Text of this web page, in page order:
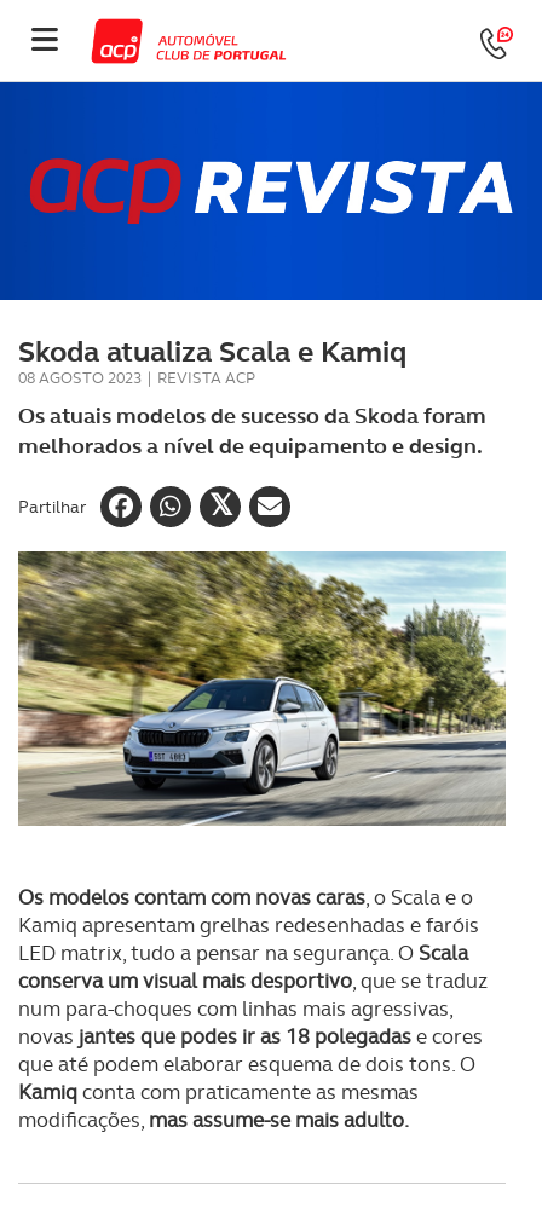
Skoda atualiza Scala e Kamiq
08 AGOSTO 2023 | REVISTA ACP
Os atuais modelos de sucesso da Skoda foram
melhorados a nível de equipamento e design.
Partilhar
Os modelos contam com novas caras, o Scala e o
Kamiq apresentam grelhas redesenhadas e faróis
LED matrix, tudo a pensar na segurança. O Scala
conserva um visual mais desportivo, que se traduz
num para-choques com linhas mais agressivas,
novas jantes que podes ir as 18 polegadase cores
que até podem elaborar esquema de dois tons. O
Kamiqconta com praticamente as mesmas
modificações, mas assume-se mais adulto.